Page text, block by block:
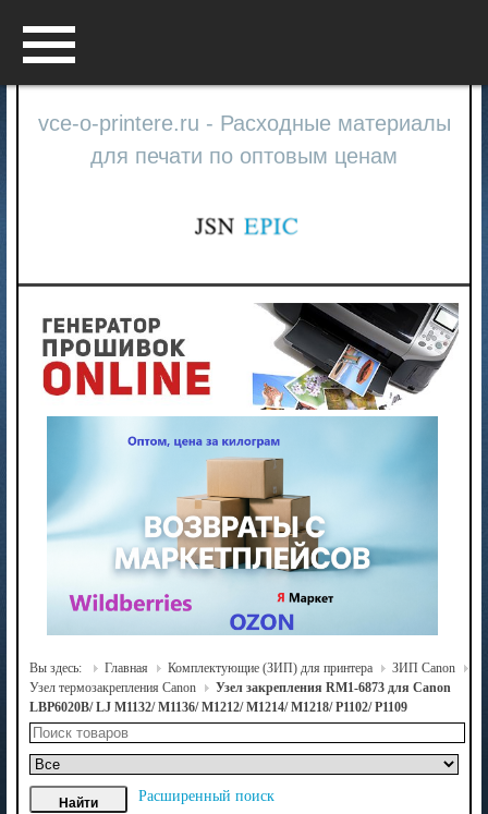
vce-o-printere.ru - Расходные материалы
для печати по оптовым ценам
Вы здесь: Главная Комплектующие (ЗИП) для принтера
ЗИП Canon
Узел термозакрепления Canon
Узел закрепления RM1-6873 для Canon
LBP6020B/ LJ M1132/ M1136/ M1212/ M1214/ M1218/ P1102/ P1109
Расширенный поиск